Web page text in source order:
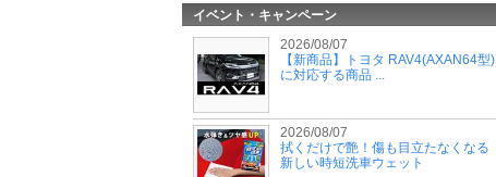
イベント・キャンペーン
2026/08/07
【新商品】トヨタ RAV4(AXAN64型)
に対応する商品 ...
2026/08/07
拭くだけで艶！傷も目立たなくなる
新しい時短洗車ウェット